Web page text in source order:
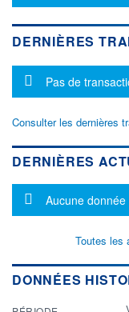
DERNIÈRES
Message
Pas de
Consulter les dernières
DERNIÈRES
Message
Aucune
Toutes les
DONNÉES